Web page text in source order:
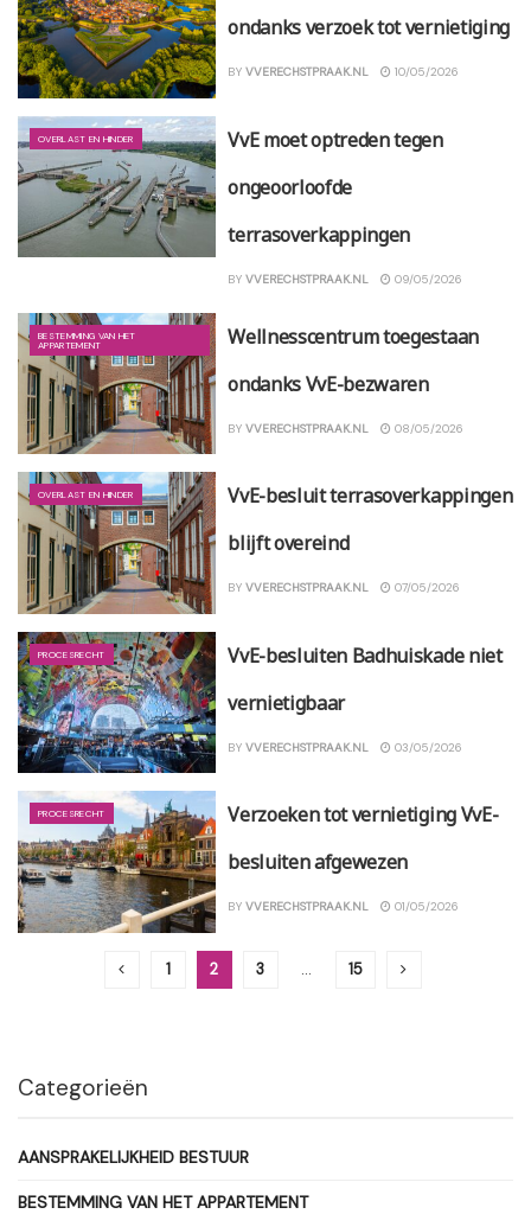
ondanks verzoek tot vernietiging
BY VVERECHSTPRAAK.NL 10/05/2026
OVERLAST EN HINDER
VvE moet optreden tegen
ongeoorloofde
terrasoverkappingen
BY VVERECHSTPRAAK.NL 09/05/2026
BESTEMMING VAN HET
APPARTEMENT
Wellnesscentrum toegestaan
ondanks VvE-bezwaren
BY VVERECHSTPRAAK.NL 08/05/2026
OVERLAST EN HINDER
VvE-besluit terrasoverkappingen
blijft overeind
BY VVERECHSTPRAAK.NL 07/05/2026
PROCESRECHT
VvE-besluiten Badhuiskade niet
vernietigbaar
BY VVERECHSTPRAAK.NL 03/05/2026
PROCESRECHT
Verzoeken tot vernietiging VvE-
besluiten afgewezen
BY VVERECHSTPRAAK.NL 01/05/2026
1 2 3 … 15
Categorieën
AANSPRAKELIJKHEID BESTUUR
BESTEMMING VAN HET APPARTEMENT